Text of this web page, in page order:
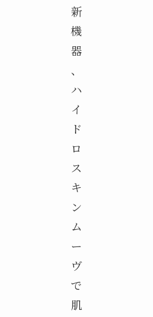
新
機
器
、
ハ
イ
ド
ロ
ス
キ
ン
ム
ー
ヴ
で
肌